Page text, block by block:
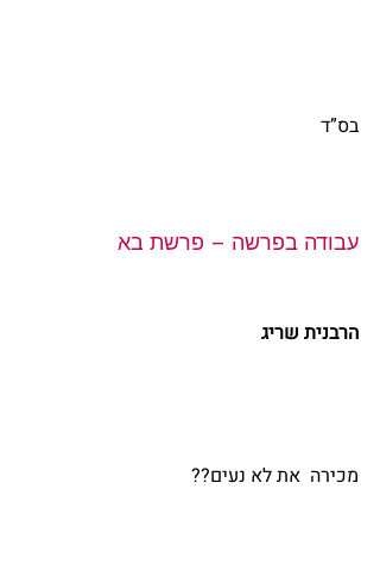
בס”ד
עבודה בפרשה – פרשת בא
הרבנית שריג
מכירה  את לא נעים??